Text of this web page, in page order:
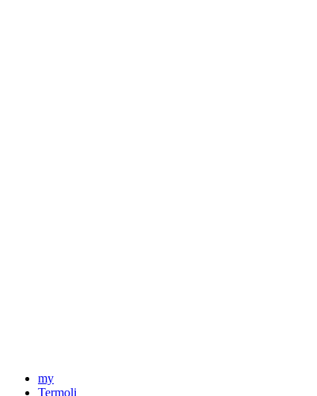
my
Termoli